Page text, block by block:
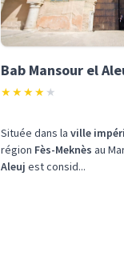
Bab Mansour el
★★★★ ★
Située dans la ville
région Fès-Meknès au
Aleuj est consid...